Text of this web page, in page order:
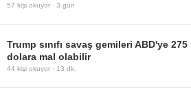
57 kişi okuyor · 3 gün
Trump sınıfı savaş gemileri ABD'ye
dolara mal olabilir
44 kişi okuyor · 13 dk.